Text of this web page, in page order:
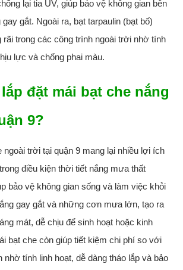
lại tia UV, giúp bảo vệ không gian bên
gắt. Ngoài ra, bạt tarpaulin (bạt bố)
trong các công trình ngoài trời nhờ tính
lực và chống phai màu.
đặt mái bạt che nắng
9?
ngoài trời tại quận 9 mang lại nhiều lợi ích
điều kiện thời tiết nắng mưa thất
bảo vệ không gian sống và làm việc khỏi
gay gắt và những cơn mưa lớn, tạo ra
mát, dễ chịu để sinh hoạt hoặc kinh
bạt che còn giúp tiết kiệm chi phí so với
nhờ tính linh hoạt, dễ dàng tháo lắp và bảo